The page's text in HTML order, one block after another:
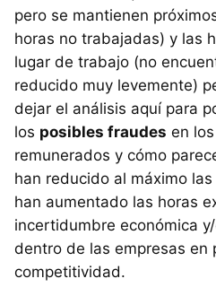
pero se mantienen
horas no trabajadas) y las
lugar de trabajo (no
reducido muy levemente)
dejar el análisis aquí para
los posibles fraudes en
remunerados y cómo
han reducido al máximo
han aumentado las horas
incertidumbre económica
dentro de las empresas en
competitividad.